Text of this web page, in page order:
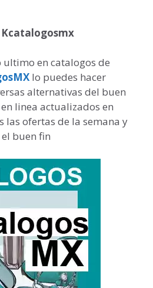
en catalogos de
lo puedes hacer
alternativas del buen
linea actualizados en
las ofertas de la semana y
buen fin